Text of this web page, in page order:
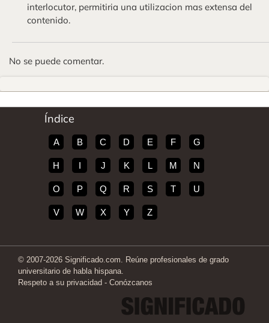
interlocutor, permitiria una utilizacion mas extensa del
contenido.
No se puede comentar.
Índice
A B C D E F G
H I J K L M N
O P Q R S T U
V W X Y Z
© 2007-2026 Significado.com. Reúne profesionales de grado
universitario de habla hispana.
Respeto a su privacidad - Conózcanos